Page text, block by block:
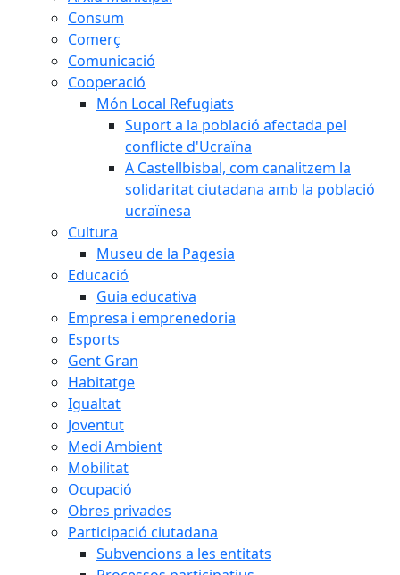
Consum
Comerç
Comunicació
Cooperació
Món Local Refugiats
Suport a la població afectada pel
conflicte d'Ucraïna
A Castellbisbal, com canalitzem la
solidaritat ciutadana amb la població
ucraïnesa
Cultura
Museu de la Pagesia
Educació
Guia educativa
Empresa i emprenedoria
Esports
Gent Gran
Habitatge
Igualtat
Joventut
Medi Ambient
Mobilitat
Ocupació
Obres privades
Participació ciutadana
Subvencions a les entitats